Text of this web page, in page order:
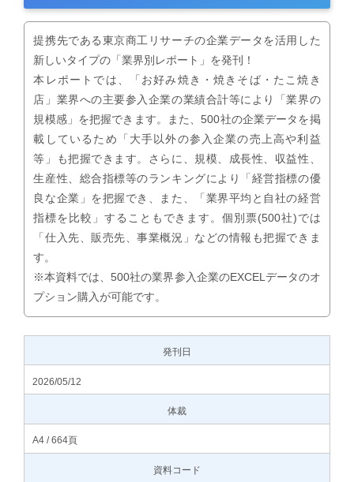
提携先である東京商工リサーチの企業データを活用した
新しいタイプの「業界別レポート」を発刊！
本レポートでは、「お好み焼き・焼きそば・たこ焼き
店」業界への主要参入企業の業績合計等により「業界の
規模感」を把握できます。また、500社の企業データを掲
載しているため「大手以外の参入企業の売上高や利益
等」も把握できます。さらに、規模、成長性、収益性、
生産性、総合指標等のランキングにより「経営指標の優
良な企業」を把握でき、また、「業界平均と自社の経営
指標を比較」することもできます。個別票(500社)では
「仕入先、販売先、事業概況」などの情報も把握できま
す。
※本資料では、500社の業界参入企業のEXCELデータのオ
プション購入が可能です。
発刊日
2026/05/12
体裁
A4 / 664頁
資料コード